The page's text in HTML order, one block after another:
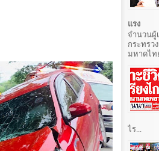
แรง
จำนวนผู้
กระทรว
มหาดไท
ไร...